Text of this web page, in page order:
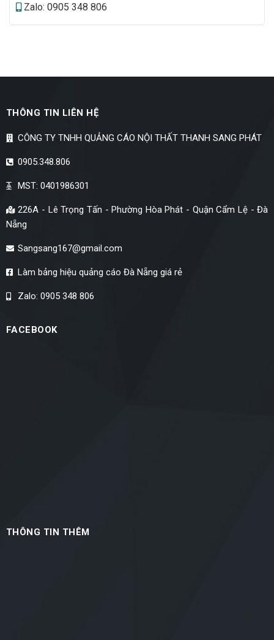
Zalo: 0905 348 806
THÔNG TIN LIÊN HỆ
CÔNG TY TNHH QUẢNG CÁO NỘI THẤT THANH SANG PHÁT
0905.348.806
MST: 0401986301
226A - Lê Trọng Tấn - Phường Hòa Phát - Quận Cẩm Lệ - Đà
Nẵng
Sangsang167@gmail.com
Làm bảng hiệu quảng cáo Đà Nẵng giá rẻ
Zalo: 0905 348 806
FACEBOOK
THÔNG TIN THÊM